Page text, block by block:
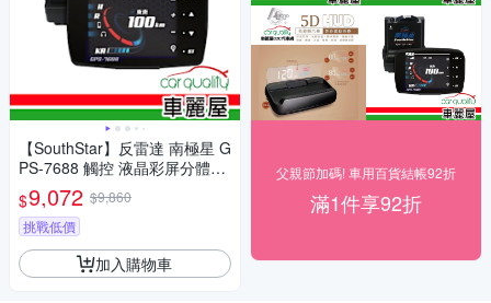
【SouthStar】反雷達 南極星 G
PS-7688 觸控 液晶彩屏分體測
速器 送安裝(車麗屋)
$9,072 $9,860
挑戰低價
加入購物車
父親節加碼! 車用百貨結帳92折
滿1件享92折